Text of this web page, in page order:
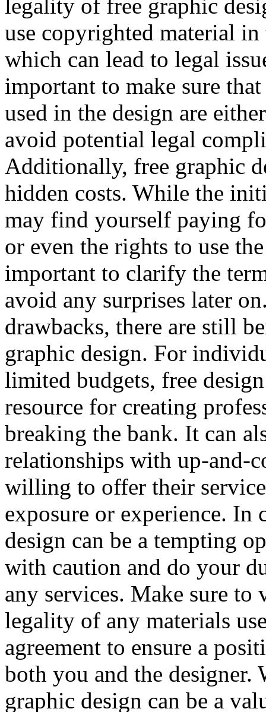
legality of free graphic
use copyrighted material
which can lead to legal
important to make sure
used in the design are
avoid potential legal
Additionally, free graphic
hidden costs. While the
may find yourself paying
or even the rights to use
important to clarify the
avoid any surprises later
drawbacks, there are still
graphic design. For
limited budgets, free
resource for creating
breaking the bank. It can
relationships with up-and-
willing to offer their
exposure or experience.
design can be a tempting
with caution and do your
any services. Make sure
legality of any materials
agreement to ensure a
both you and the designer.
graphic design can be a